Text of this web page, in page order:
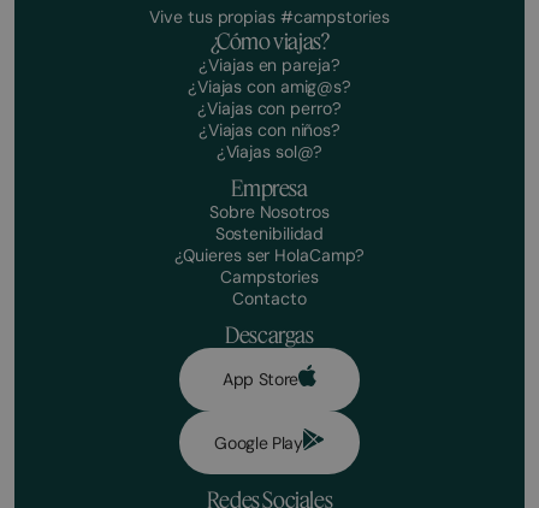
Vive tus propias #campstories
¿Cómo viajas?
¿Viajas en pareja?
¿Viajas con amig@s?
¿Viajas con perro?
¿Viajas con niños?
¿Viajas sol@?
Empresa
Sobre Nosotros
Sostenibilidad
¿Quieres ser HolaCamp?
Campstories
Contacto
Descargas
App Store
Google Play
Redes Sociales